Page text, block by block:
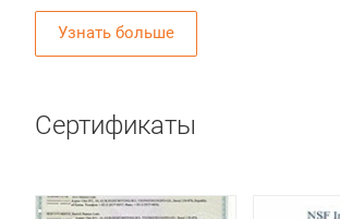
Узнать больше
Сертификаты